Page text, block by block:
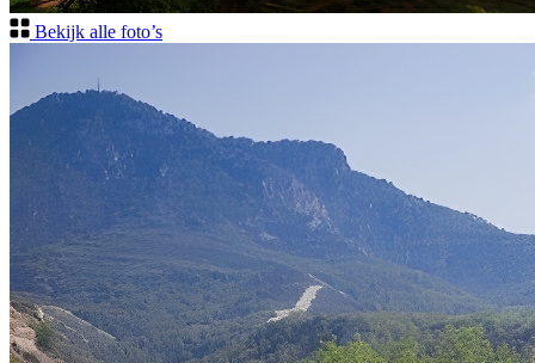
Bekijk alle foto’s